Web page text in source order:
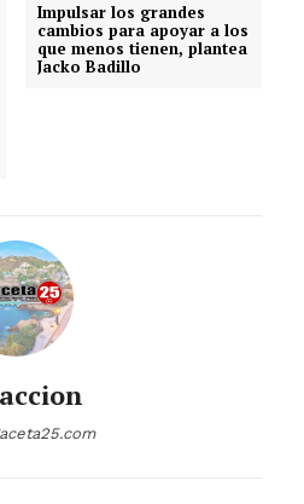
Impulsar los grandes
cambios para apoyar a los
que menos tienen, plantea
Jacko Badillo